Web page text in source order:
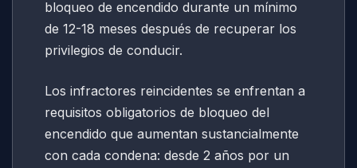
bloqueo de encendido durante un mínimo
de 12-18 meses después de recuperar los
privilegios de conducir.
Los infractores reincidentes se enfrentan a
requisitos obligatorios de bloqueo del
encendido que aumentan sustancialmente
con cada condena: desde 2 años por un